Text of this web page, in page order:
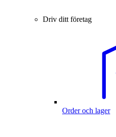
Driv ditt företag
Order och lager